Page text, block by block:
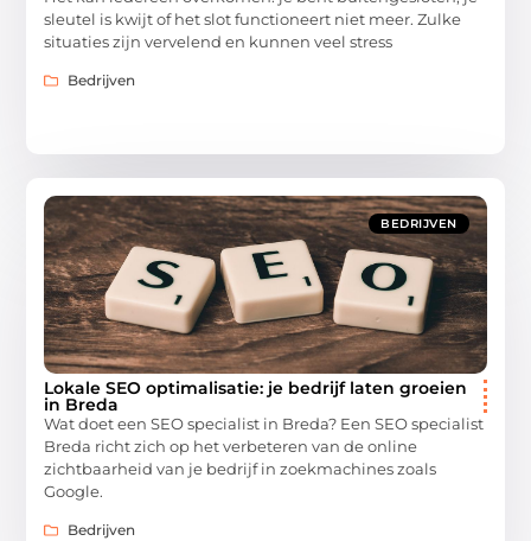
sleutel is kwijt of het slot functioneert niet meer. Zulke
situaties zijn vervelend en kunnen veel stress
Bedrijven
BEDRIJVEN
Lokale SEO optimalisatie: je bedrijf laten groeien
in Breda
Wat doet een SEO specialist in Breda? Een SEO specialist
Breda richt zich op het verbeteren van de online
zichtbaarheid van je bedrijf in zoekmachines zoals
Google.
Bedrijven